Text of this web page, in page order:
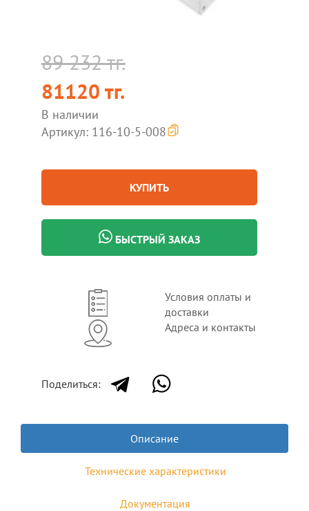
89 232 тг.
81120 тг.
В наличии
Артикул: 116-10-5-008
КУПИТЬ
БЫСТРЫЙ ЗАКАЗ
Условия оплаты и
доставки
Адреса и контакты
Поделиться:
Описание
Технические характеристики
Документация